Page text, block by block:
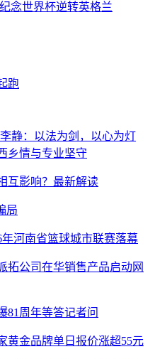
念世界杯逆转英格兰
跑
李静：以法为剑，以心为灯
情与专业坚守
互影响？最新解读
局
河南省篮球城市联赛落幕
拓公司在华销售产品启动网
81周年等答记者问
黄金品牌单日报价涨超55元